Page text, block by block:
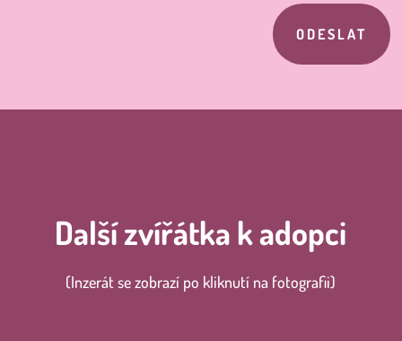
ODESLAT
Další zvířátka k adopci
(Inzerát se zobrazí po kliknutí na fotografii)